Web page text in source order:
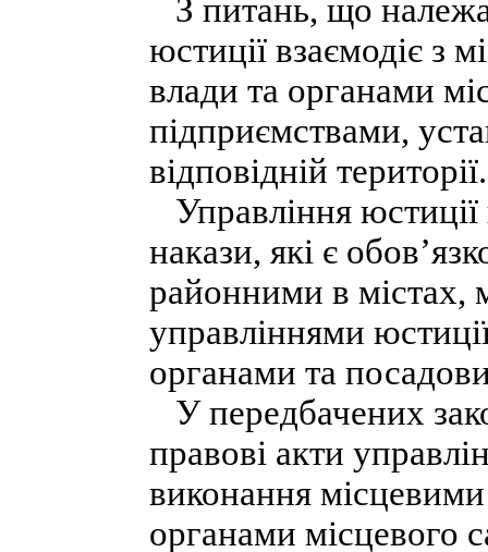
З питань, що
юстиції взаємодіє з
влади та органами
підприємствами,
відповідній території.
Управління юстиції
накази, які є
районними в містах,
управліннями
органами та
У передбачених
правові акти
виконання
органами місцевого